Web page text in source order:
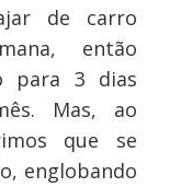
de carro
então
para 3 dias
Mas, ao
que se
englobando